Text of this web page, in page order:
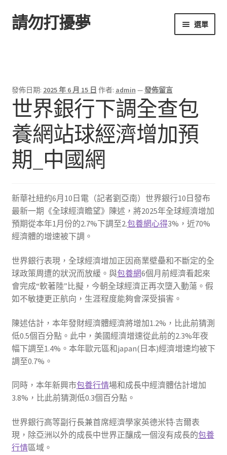
跳
至
跳
至
請勿打擾夢 選單
發佈日期: 2025 年 6 月 15 日 作者: admin —發佈留言
世界銀行下調全查包
養網站球經濟增加預
期_中國網
新華社紐約6月10日電（記者劉亞南）世界銀行10日發布
最新一期《全球經濟瞻望》陳述，將2025年全球經濟增加
預期從本年1月份的2.7%下調至2.包養網心得3%，近70%
經濟體的增速被下調。
世界銀行表現，全球經濟增加正因商業壁壘和不斷定的全
球政策周遭的狀況而放緩。與包養網6個月前經濟看起來
會完成“軟著陸”比擬，今朝全球經濟正再次墮入動蕩。假
如不敏捷更正航向，生涯程度能夠會深受損害。
陳述估計，本年發財經濟體經濟將增加1.2%，比此前猜測
低0.5個百分點。此中，美國經濟增速從此前的2.3%年夜
幅下調至1.4%。本年歐元區和japan(日本)經濟增速均被下
調至0.7%。
同時，本年新興市包養行情場和成長中經濟體估計增加
3.8%，比此前猜測低0.3個百分點。
世界銀行高等副行長兼首席經濟學家英德米特·吉爾表
現，除亞洲以外的成長中世界正釀成一個沒有成長的包養
行情區域。